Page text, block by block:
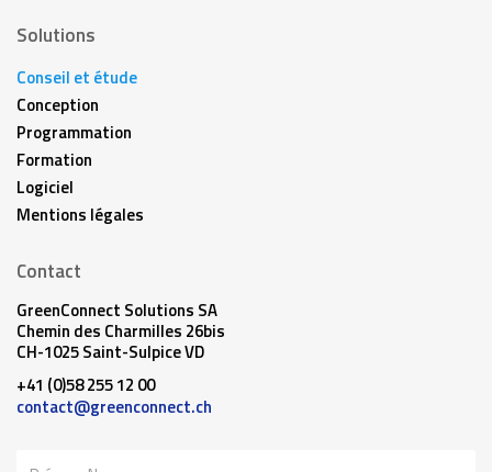
Solutions
Conseil et étude
Conception
Programmation
Formation
Logiciel
Mentions légales
Contact
GreenConnect Solutions SA
Chemin des Charmilles 26bis
CH-1025 Saint-Sulpice VD
+41 (0)58 255 12 00
contact@greenconnect.ch